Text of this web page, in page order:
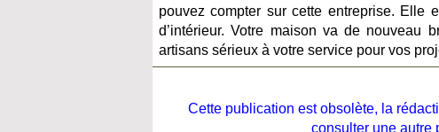
pouvez compter sur cette entreprise. Elle
d’intérieur. Votre maison va de nouveau
artisans sérieux à votre service pour vos
Cette publication est obsolète, la
consulter une autre